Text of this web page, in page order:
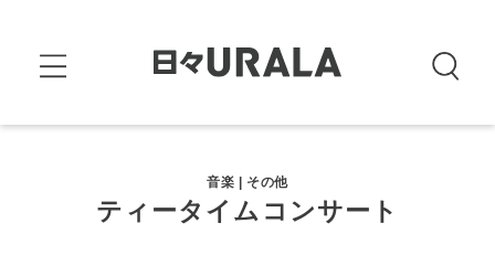
音楽 | その他
ティータイムコンサート